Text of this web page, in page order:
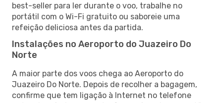
best-seller para ler durante o voo, trabalhe no
portátil com o Wi-Fi gratuito ou saboreie uma
refeição deliciosa antes da partida.
Instalações no Aeroporto do Juazeiro Do
Norte
A maior parte dos voos chega ao Aeroporto do
Juazeiro Do Norte. Depois de recolher a bagagem,
confirme que tem ligação à Internet no telefone